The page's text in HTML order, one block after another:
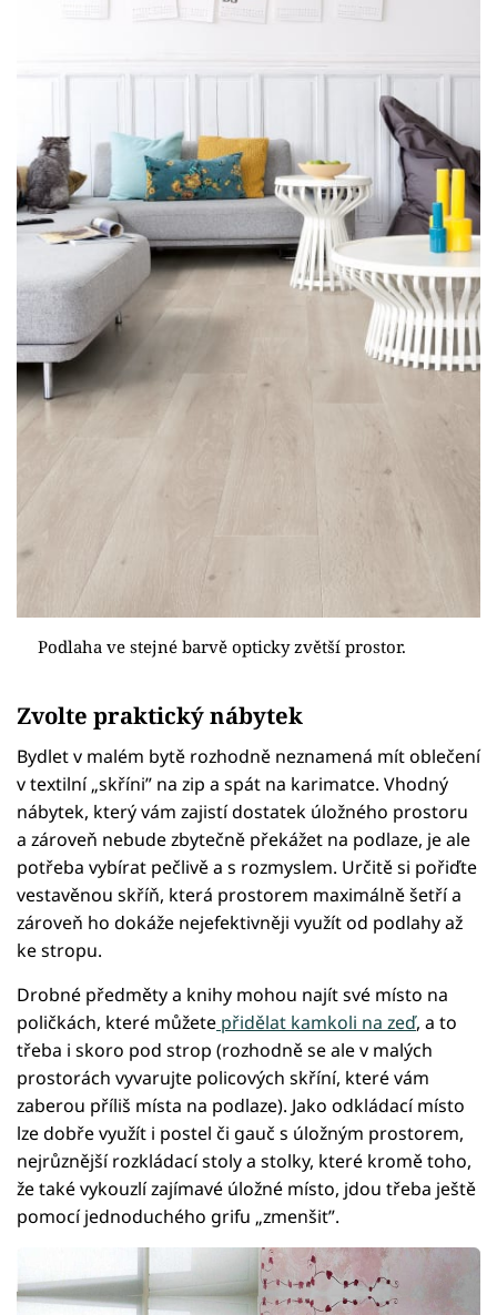
Podlaha ve stejné barvě opticky zvětší prostor.
Zvolte praktický nábytek
Bydlet v malém bytě rozhodně neznamená mít oblečení
v textilní „skříni” na zip a spát na karimatce. Vhodný
nábytek, který vám zajistí dostatek úložného prostoru
a zároveň nebude zbytečně překážet na podlaze, je ale
potřeba vybírat pečlivě a s rozmyslem. Určitě si pořiďte
vestavěnou skříň, která prostorem maximálně šetří a
zároveň ho dokáže nejefektivněji využít od podlahy až
ke stropu.
Drobné předměty a knihy mohou najít své místo na
poličkách, které můžete přidělat kamkoli na zeď, a to
třeba i skoro pod strop (rozhodně se ale v malých
prostorách vyvarujte policových skříní, které vám
zaberou příliš místa na podlaze). Jako odkládací místo
lze dobře využít i postel či gauč s úložným prostorem,
nejrůznější rozkládací stoly a stolky, které kromě toho,
že také vykouzlí zajímavé úložné místo, jdou třeba ještě
pomocí jednoduchého grifu „zmenšit”.